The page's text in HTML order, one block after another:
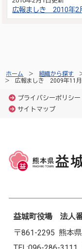
広報ましき 2010年2
ホーム 組織から探す
広報ましき 2009年11
プライバシーポリシー
サイトマップ
益城町役場 法人
〒861-2295 熊本